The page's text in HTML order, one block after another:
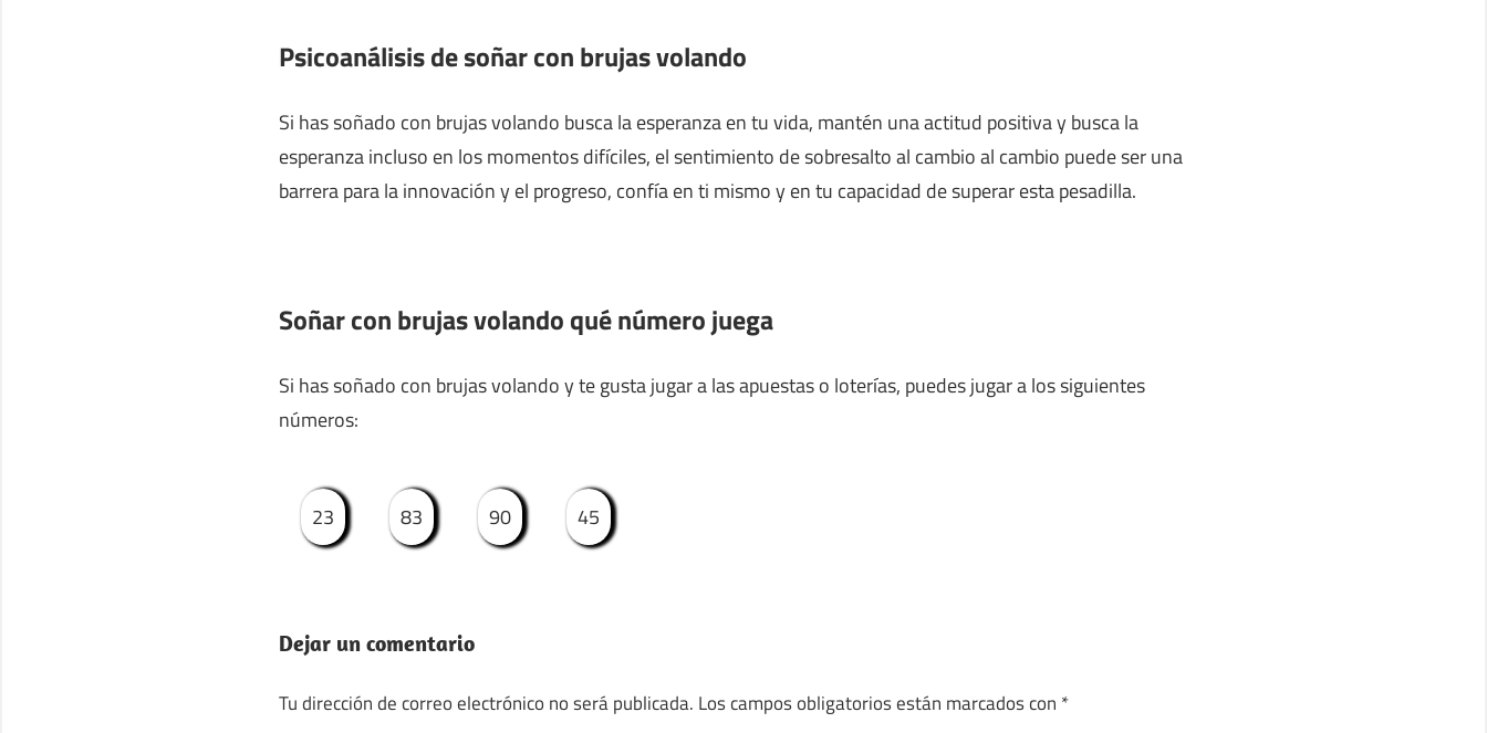
Psicoanálisis de soñar con brujas volando
Si has soñado con brujas volando busca la esperanza en tu vida, mantén una actitud positiva y busca la
esperanza incluso en los momentos difíciles, el sentimiento de sobresalto al cambio al cambio puede ser una
barrera para la innovación y el progreso, confía en ti mismo y en tu capacidad de superar esta pesadilla.
Soñar con brujas volando qué número juega
Si has soñado con brujas volando y te gusta jugar a las apuestas o loterías, puedes jugar a los siguientes
números:
23 83 90 45
Dejar un comentario
Tu dirección de correo electrónico no será publicada. Los campos obligatorios están marcados con *